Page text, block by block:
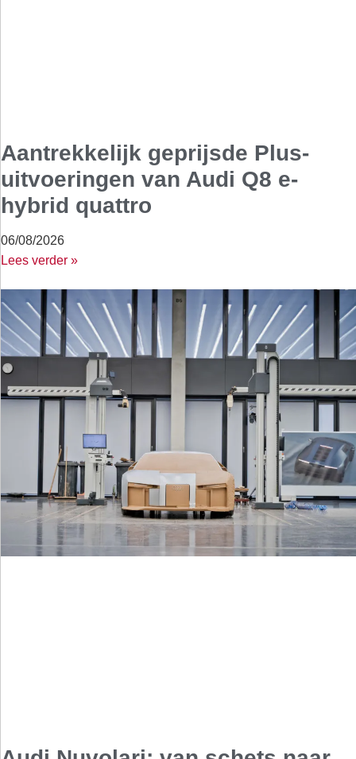
Aantrekkelijk geprijsde Plus-
uitvoeringen van Audi Q8 e-
hybrid quattro
06/08/2026
Lees verder »